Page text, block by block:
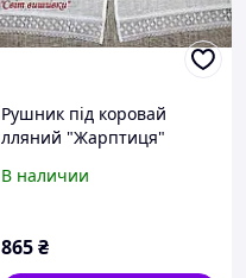
Рушник під коровай
лляний "Жарптиця"
В наличии
865₴